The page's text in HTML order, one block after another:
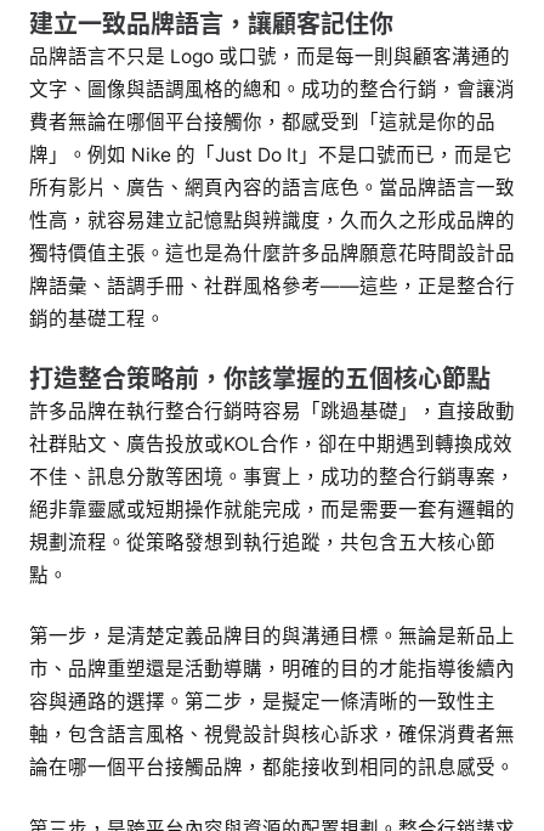
建立一致品牌語言，讓顧客記住你
品牌語言不只是 Logo 或口號，而是每一則與顧客溝通的
文字、圖像與語調風格的總和。成功的整合行銷，會讓消
費者無論在哪個平台接觸你，都感受到「這就是你的品
牌」。例如 Nike 的「Just Do It」不是口號而已，而是它
所有影片、廣告、網頁內容的語言底色。當品牌語言一致
性高，就容易建立記憶點與辨識度，久而久之形成品牌的
獨特價值主張。這也是為什麼許多品牌願意花時間設計品
牌語彙、語調手冊、社群風格參考——這些，正是整合行
銷的基礎工程。
打造整合策略前，你該掌握的五個核心節點
許多品牌在執行整合行銷時容易「跳過基礎」，直接啟動
社群貼文、廣告投放或KOL合作，卻在中期遇到轉換成效
不佳、訊息分散等困境。事實上，成功的整合行銷專案，
絕非靠靈感或短期操作就能完成，而是需要一套有邏輯的
規劃流程。從策略發想到執行追蹤，共包含五大核心節
點。
第一步，是清楚定義品牌目的與溝通目標。無論是新品上
市、品牌重塑還是活動導購，明確的目的才能指導後續內
容與通路的選擇。第二步，是擬定一條清晰的一致性主
軸，包含語言風格、視覺設計與核心訴求，確保消費者無
論在哪一個平台接觸品牌，都能接收到相同的訊息感受。